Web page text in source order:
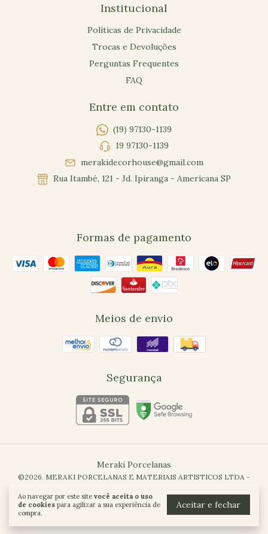
Ao navegar por este site você aceita o uso
de cookies para agilizar a sua experiência de
compra.
Aceitar e fechar
Institucional
Políticas de Privacidade
Trocas e Devoluções
Perguntas Frequentes
FAQ
Entre em contato
(19) 97130-1139
19 97130-1139
merakidecorhouse@gmail.com
Rua Itambé, 121 - Jd. Ipiranga - Americana SP
Formas de pagamento
Meios de envio
Segurança
Meraki Porcelanas
©2026. MERAKI PORCELANAS E MATERIAIS ARTISTICOS LTDA -